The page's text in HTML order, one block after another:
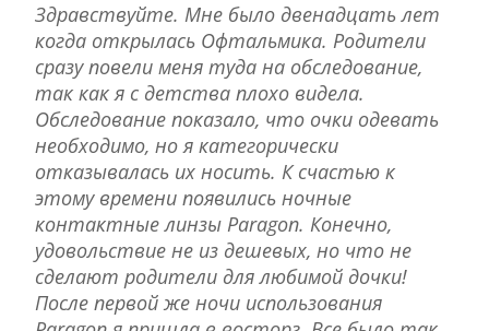
ТЕРАПІЯ
Здравствуйте. Мне было двенадцать лет
когда открылась Офтальмика. Родители
сразу повели меня туда на обследование,
так как я с детства плохо видела.
Обследование показало, что очки одевать
необходимо, но я категорически
отказывалась их носить. К счастью к
этому времени появились ночные
контактные линзы Paragon. Конечно,
удовольствие не из дешевых, но что не
сделают родители для любимой дочки!
После первой же ночи использования